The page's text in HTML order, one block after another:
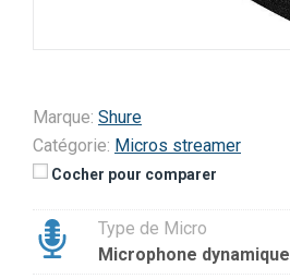
Marque: Shure
Catégorie: Micros streamer
Cocher pour comparer
Type de Micro
Microphone dynamique